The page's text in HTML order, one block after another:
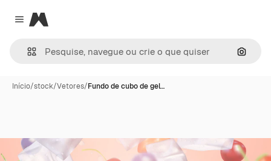
Close menu
Magnific
Início/stock/Vetores/Fundo de cubo de gel…